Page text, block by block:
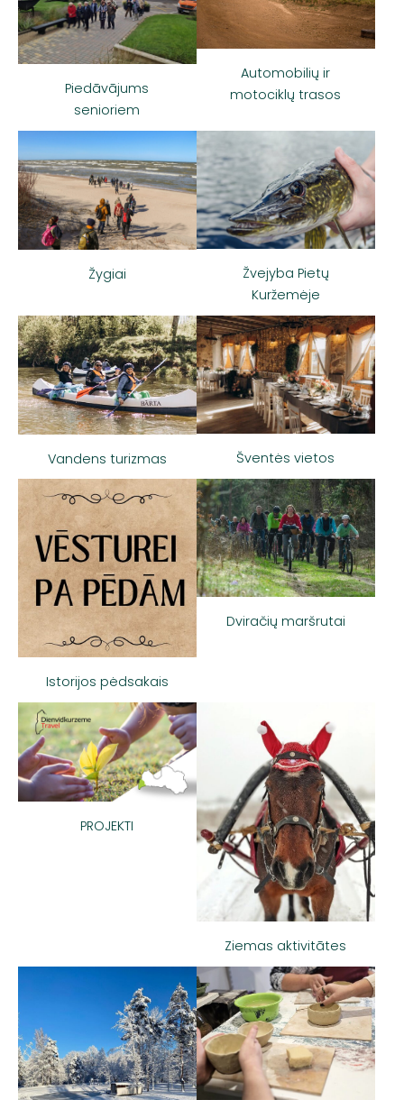
Piedāvājums
senioriem
Automobilių ir
motociklų trasos
Žygiai
Žvejyba Pietų
Kuržemėje
Vandens turizmas Šventės vietos
Istorijos pėdsakais
Dviračių maršrutai
PROJEKTI
Ziemas aktivitātes